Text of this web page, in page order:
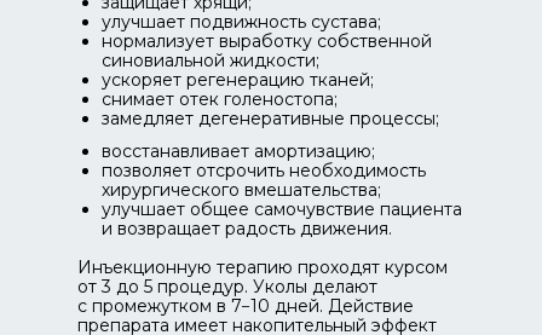
восстанавливает амортизацию;
позволяет отсрочить необходимость
хирургического вмешательства;
улучшает общее самочувствие пациента
и возвращает радость движения.
Инъекционную терапию проходят курсом
от 3 до 5 процедур. Уколы делают
с промежутком в 7−10 дней. Действие
препарата имеет накопительный эффект
улучшает подвижность сустава;
нормализует выработку собственной
синовиальной жидкости;
ускоряет регенерацию тканей;
снимает отек голеностопа;
замедляет дегенеративные процессы;